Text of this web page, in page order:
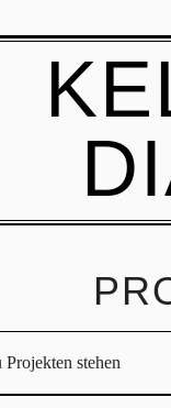
stehen